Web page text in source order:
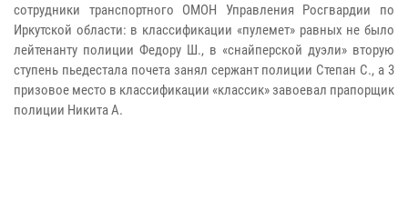
сотрудники транспортного ОМОН Управления Росгвардии по
Иркутской области: в классификации «пулемет» равных не было
лейтенанту полиции Федору Ш., в «снайперской дуэли» вторую
ступень пьедестала почета занял сержант полиции Степан С., а 3
призовое место в классификации «классик» завоевал прапорщик
полиции Никита А.